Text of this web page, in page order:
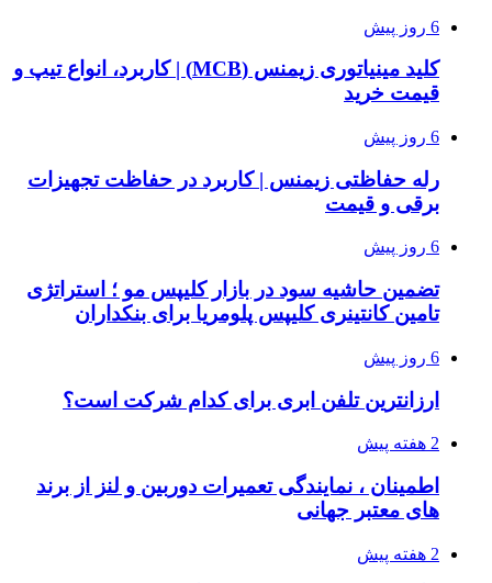
6 روز پیش
کلید مینیاتوری زیمنس (MCB) | کاربرد، انواع تیپ و
قیمت خرید
6 روز پیش
رله حفاظتی زیمنس | کاربرد در حفاظت تجهیزات
برقی و قیمت
6 روز پیش
تضمین حاشیه سود در بازار کلیپس مو ؛ استراتژی
تامین کانتینری کلیپس پلومریا برای بنکداران
6 روز پیش
ارزانترین تلفن ابری برای کدام شرکت است؟
2 هفته پیش
اطمینان ، نمایندگی تعمیرات دوربین و لنز از برند
های معتبر جهانی
2 هفته پیش